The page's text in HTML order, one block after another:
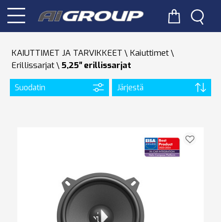
KAIUTTIMET JA TARVIKKEET
Kaiuttimet
Erillissarjat
5,25′′ erillissarjat
Suodatin Järjestä